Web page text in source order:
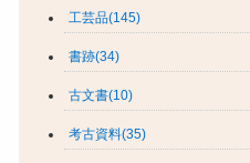
工芸品(145)
書跡(34)
古文書(10)
考古資料(35)